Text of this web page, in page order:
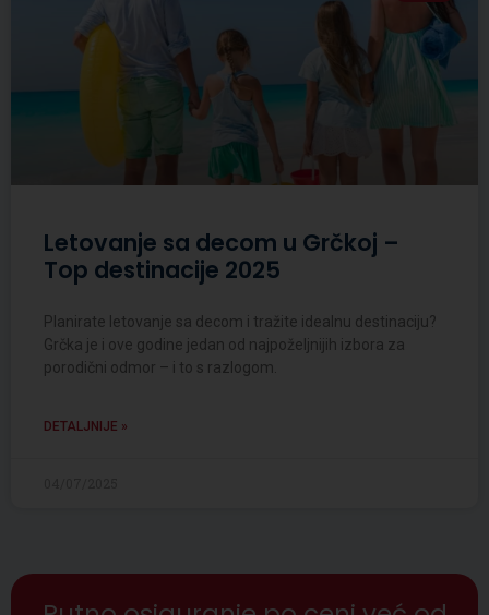
Letovanje sa decom u Grčkoj –
Top destinacije 2025
Planirate letovanje sa decom i tražite idealnu destinaciju?
Grčka je i ove godine jedan od najpoželjnijih izbora za
porodični odmor – i to s razlogom.
DETALJNIJE »